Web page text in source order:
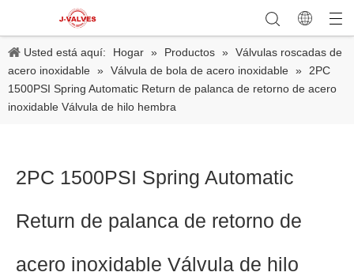
Usted está aquí: Hogar » Productos » Válvulas roscadas de
acero inoxidable » Válvula de bola de acero inoxidable »
2PC
1500PSI Spring Automatic Return de palanca de retorno de acero
inoxidable Válvula de hilo hembra
2PC 1500PSI Spring Automatic
Return de palanca de retorno de
acero inoxidable Válvula de hilo